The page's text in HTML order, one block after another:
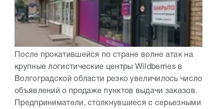
После прокатившейся по стране волне атак на
крупные логистические центры Wildberries в
Волгоградской области резко увеличилось число
объявлений о продаже пунктов выдачи заказов.
Предприниматели, столкнувшиеся с серьезными